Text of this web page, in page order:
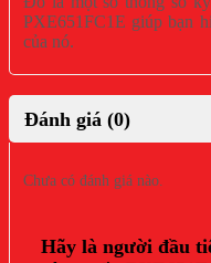
PXE651FC1E giúp bạn
của nó.
Đánh giá (0)
Chưa có đánh giá nào.
Hãy là người đầu